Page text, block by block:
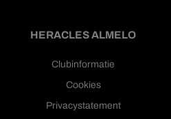
HERACLES ALMELO
Clubinformatie
Cookies
Privacystatement